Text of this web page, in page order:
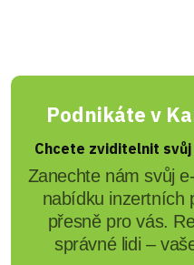
Podnikáte v
Chcete zviditelnit
Zanechte nám svůj
nabídku inzertních
přesně pro vás.
správné lidi –